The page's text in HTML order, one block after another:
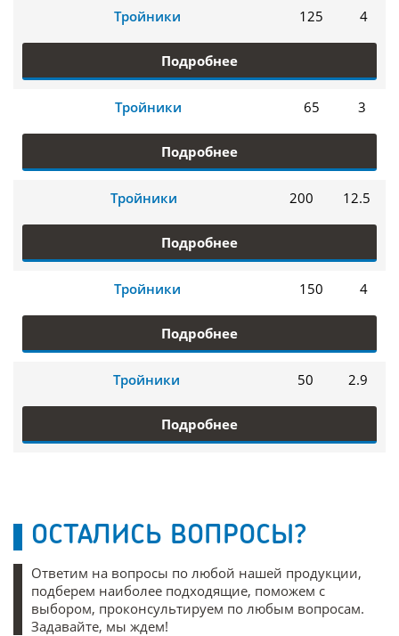
Тройники 125 4
Подробнее
Тройники 65 3
Подробнее
Тройники 200 12.5
Подробнее
Тройники 150 4
Подробнее
Тройники 50 2.9
Подробнее
ОСТАЛИСЬ ВОПРОСЫ?
Ответим на вопросы по любой нашей продукции,
подберем наиболее подходящие, поможем с
выбором, проконсультируем по любым вопросам.
Задавайте, мы ждем!